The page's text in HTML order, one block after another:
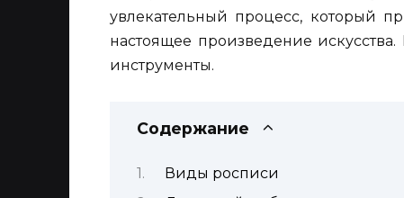
увлекательный процесс, который
настоящее произведение
инструменты.
Содержание
Виды росписи